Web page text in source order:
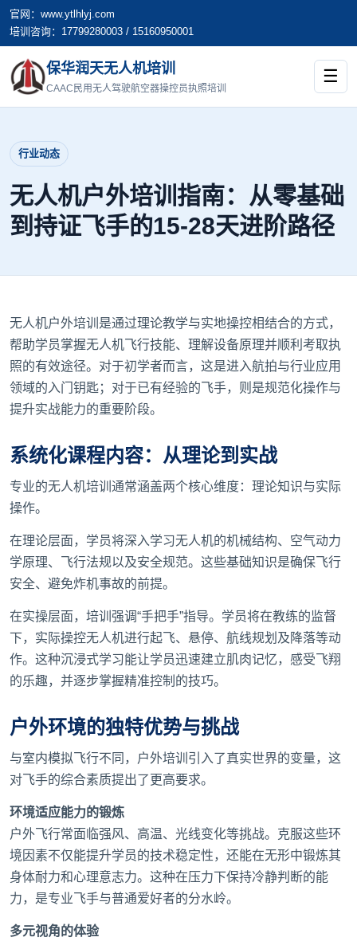
官网：www.ytlhlyj.com
培训咨询：17799280003 / 15160950001
保华润天无人机培训
CAAC民用无人驾驶航空器操控员执照培训
☰
行业动态
无人机户外培训指南：从零基础
到持证飞手的15-28天进阶路径
无人机户外培训 是通过理论教学与实地操控相结合的方式，
帮助学员掌握无人机飞行技能、理解设备原理并顺利考取执
照的有效途径。对于初学者而言，这是进入航拍与行业应用
领域的入门钥匙；对于已有经验的飞手，则是规范化操作与
提升实战能力的重要阶段。
系统化课程内容：从理论到实战
专业的无人机培训通常涵盖两个核心维度：理论知识与实际
操作。
在理论层面，学员将深入学习无人机的机械结构、空气动力
学原理、飞行法规以及安全规范。这些基础知识是确保飞行
安全、避免炸机事故的前提。
在实操层面，培训强调“手把手”指导。学员将在教练的监督
下，实际操控无人机进行起飞、悬停、航线规划及降落等动
作。这种沉浸式学习能让学员迅速建立肌肉记忆，感受飞翔
的乐趣，并逐步掌握精准控制的技巧。
户外环境的独特优势与挑战
与室内模拟飞行不同，户外培训引入了真实世界的变量，这
对飞手的综合素质提出了更高要求。
环境适应能力的锻炼
户外飞行常面临强风、高温、光线变化等挑战。克服这些环
境因素不仅能提升学员的技术稳定性，还能在无形中锻炼其
身体耐力和心理意志力。这种在压力下保持冷静判断的能
力，是专业飞手与普通爱好者的分水岭。
多元视角的体验